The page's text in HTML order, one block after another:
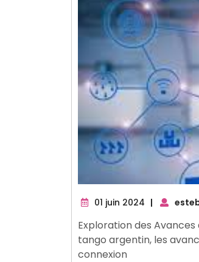
01 juin 2024 01
2024
|
Exploration des
tango argentin, les
connexion